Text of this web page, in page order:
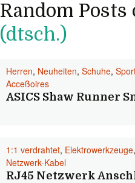
Random Posts
(dtsch.)
Herren, Neuheiten, Schuhe,
Acceßoires
ASICS Shaw Runner
1:1 verdrahtet, Elektrowerkzeuge,
Netzwerk-Kabel
RJ45 Netzwerk